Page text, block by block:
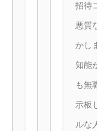
招待
悪質
かし
知能
も無
示板
ルな